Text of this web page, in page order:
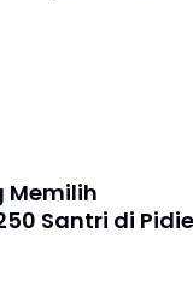
Memilih
Santri di Pidie